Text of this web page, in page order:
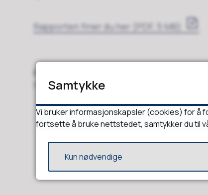
Rapporten finer du her (PDF, 5 MB)
Sist endret 03.08.2026 11:09
Samtykke
Vi bruker informasjonskapsler (cookies) for å
fortsette å bruke nettstedet, samtykker du til
Kun nødvendige